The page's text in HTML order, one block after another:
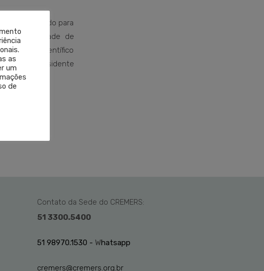
convidando para
a necessidade de
o diretor científico
e o presidente
Contato da Sede do CREMERS:
51 3300.5400
51 98970.1530 - Whatsapp
cremers@cremers.org.br
as
um
de